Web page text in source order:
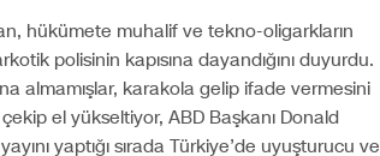
hükümete muhalif ve tekno-oligarkların
polisinin kapısına dayandığını duyurdu.
almamışlar, karakola gelip ifade vermesini
el yükseltiyor, ABD Başkanı Donald
yaptığı sırada Türkiye’de uyuşturucu ve